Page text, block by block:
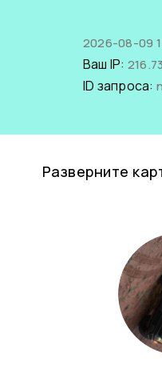
2026-08-09
Ваш IP:
ID запроса:
Разверните